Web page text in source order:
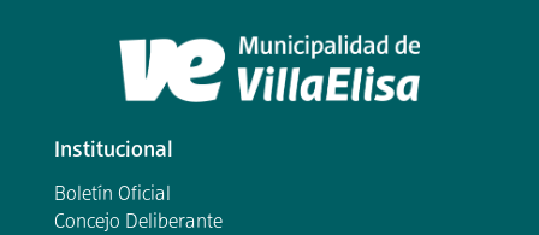
Institucional
Boletín Oficial
Concejo Deliberante